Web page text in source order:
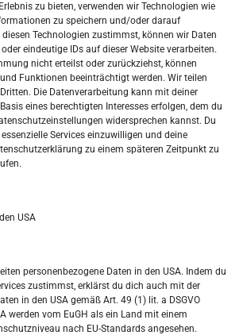
zu bieten, verwenden wir Technologien wie
zu speichern und/oder darauf
Technologien zustimmst, können wir Daten
eindeutige IDs auf dieser Website verarbeiten.
nicht erteilst oder zurückziehst, können
Funktionen beeinträchtigt werden. Wir teilen
Die Datenverarbeitung kann mit deiner
eines berechtigten Interesses erfolgen, dem du
widersprechen kannst. Du
Services einzuwilligen und deine
zu einem späteren Zeitpunkt zu
USA
personenbezogene Daten in den USA. Indem du
zustimmst, erklärst du dich auch mit der
in den USA gemäß Art. 49 (1) lit. a DSGVO
werden vom EuGH als ein Land mit einem
nach EU-Standards angesehen.
svoj oglas
u Svijet – Njemačka?
DEZEMBER 2016
M D F S
1 2 3